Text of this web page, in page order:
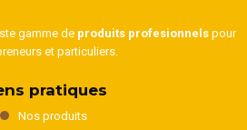
gamme de produits profesionnelspour
et particuliers.
pratiques
Nos produits